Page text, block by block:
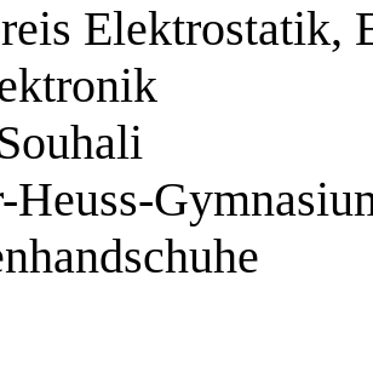
Elektrostatik,
Heuss-